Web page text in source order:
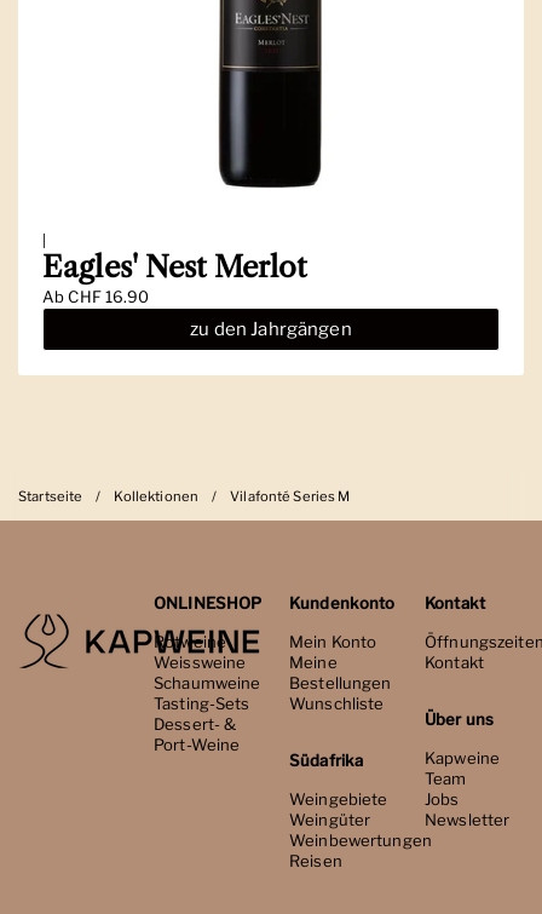
|
Eagles' Nest Merlot
AbCHF 16.90
zu den Jahrgängen
Startseite / Kollektionen / Vilafonté Series M
ONLINESHOP
Rotweine
Weissweine
Schaumweine
Tasting-Sets
Dessert- &
Port-Weine
Kundenkonto
Mein Konto
Meine
Bestellungen
Wunschliste
Südafrika
Weingebiete
Weingüter
Weinbewertungen
Reisen
Kontakt
Kontakt
Über uns
Kapweine
Team
Jobs
Newsletter